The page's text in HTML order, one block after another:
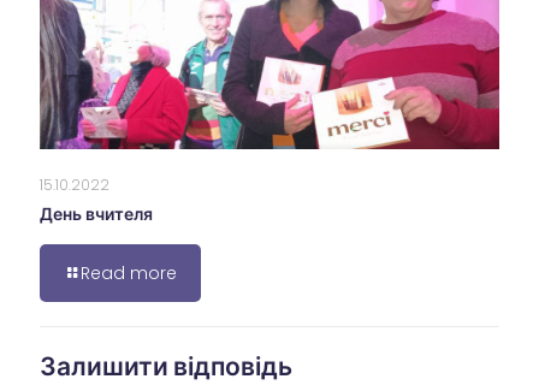
15.10.2022
День вчителя
Read more
Залишити відповідь